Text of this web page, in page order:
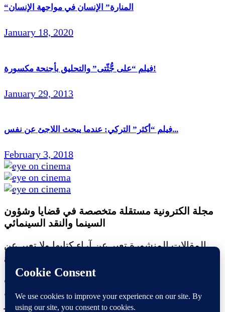
“المنارة” الإنسان في مواجهة الإنسان
January 18, 2020
فيلم “على جُّثّتى” والتحليق بأجنحة مكسورة!
January 29, 2013
فيلم “أكثر” التركي: عندما يبحث اللاجئ عن نفس...
February 3, 2018
مجلة الكترونية مستقلة متخصصة في قضايا وشؤون
السينما والنقد السينمائي
المقالات المنشورة تعبر عن آراء كتابها ولا تعبر عن
رأي الموقع
جميع الحقوق محفوظة ولا يسمح بإعادة نشر أي مادة
من المواد المنشورة في هذا الموقع إلا بعد الحصول
على تصريح مكتوب من الناشر/ رئيس التحرير